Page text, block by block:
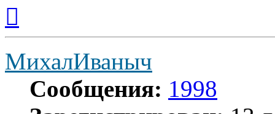
началу
МихалИваныч
Сообщения: 1998